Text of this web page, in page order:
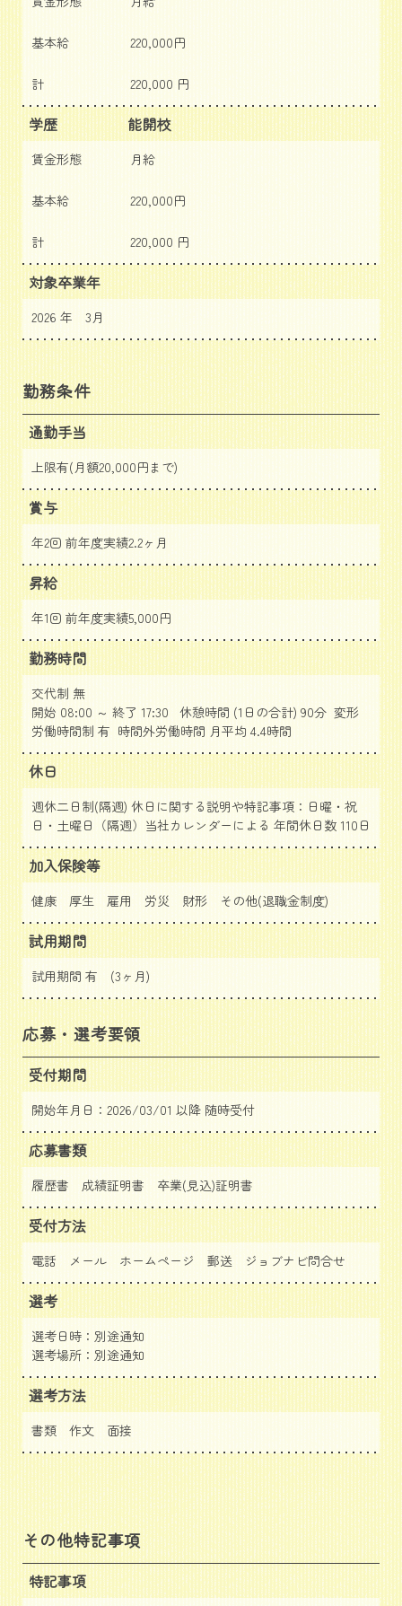
基本給 220,000円
計 220,000 円
学歴 能開校
賃金形態 月給
基本給 220,000円
計 220,000 円
対象卒業年
2026 年 3月
勤務条件
通勤手当
上限有(月額20,000円まで)
賞与
年2回 前年度実績2.2ヶ月
昇給
年1回 前年度実績5,000円
勤務時間
交代制 無
開始 08:00 ～ 終了 17:30 休憩時間 (1日の合計) 90分 変形
労働時間制 有 時間外労働時間 月平均 4.4時間
休日
週休二日制(隔週) 休日に関する説明や特記事項：日曜・祝
日・土曜日（隔週）当社カレンダーによる 年間休日数 110日
加入保険等
健康 厚生 雇用 労災 財形 その他(退職金制度)
試用期間
試用期間 有 (3ヶ月)
応募・選考要領
受付期間
開始年月日：2026/03/01 以降 随時受付
応募書類
履歴書 成績証明書 卒業(見込)証明書
受付方法
電話 メール ホームページ 郵送 ジョブナビ問合せ
選考
選考日時：別途通知
選考場所：別途通知
選考方法
書類 作文 面接
その他特記事項
特記事項